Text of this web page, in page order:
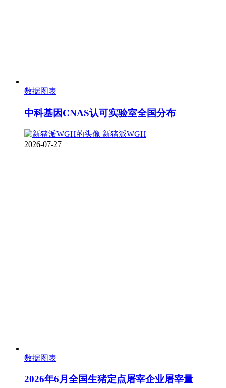
数据图表
中科基因CNAS认可实验室全国分布
新猪派WGH
2026-07-27
数据图表
2026年6月全国生猪定点屠宰企业屠宰量